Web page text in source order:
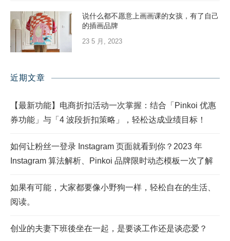
说什么都不愿意上画画课的女孩，有了自己
的插画品牌
23 5 月, 2023
近期文章
【最新功能】电商折扣活动一次掌握：结合「Pinkoi 优惠
券功能」与「4 波段折扣策略」，轻松达成业绩目标！
如何让粉丝一登录 Instagram 页面就看到你？2023 年
Instagram 算法解析、Pinkoi 品牌限时动态模板一次了解
如果有可能，大家都要像小野狗一样，轻松自在的生活、
阅读。
创业的夫妻下班後坐在一起，是要谈工作还是谈恋爱？